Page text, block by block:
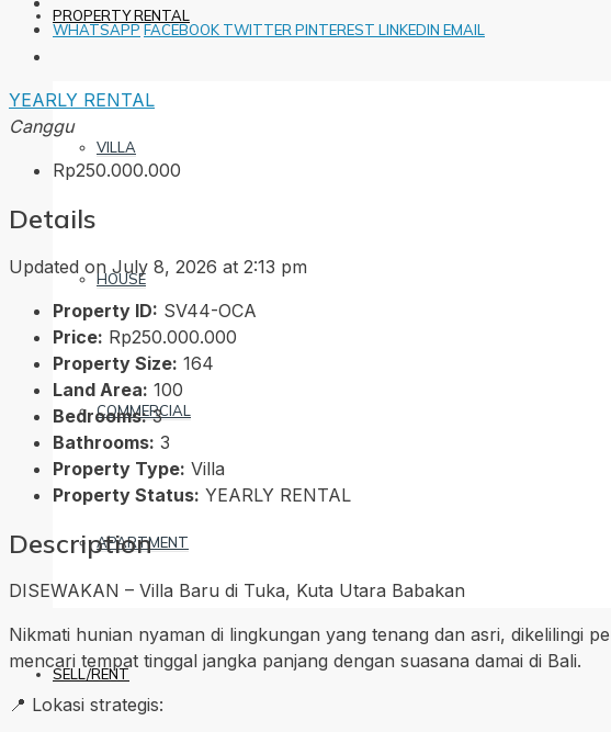
PROPERTY RENTAL
VILLA
HOUSE
COMMERCIAL
APARTMENT
SELL/RENT
WHATSAPP FACEBOOK TWITTER PINTEREST LINKEDIN EMAIL
YEARLY RENTAL
Canggu
Rp250.000.000
Details
Updated on July 8, 2026 at 2:13 pm
Property ID: SV44-OCA
Price: Rp250.000.000
Property Size: 164
Land Area: 100
Bedrooms: 3
Bathrooms: 3
Property Type: Villa
Property Status: YEARLY RENTAL
Description
DISEWAKAN – Villa Baru di Tuka, Kuta Utara Babakan
Nikmati hunian nyaman di lingkungan yang tenang dan asri, dikelilingi
mencari tempat tinggal jangka panjang dengan suasana damai di Bali.
📍 Lokasi strategis: